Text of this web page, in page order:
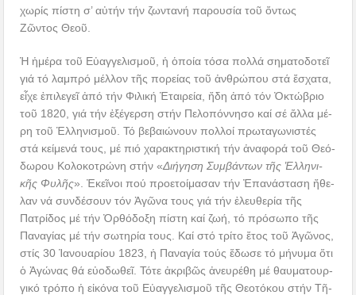
χω­ρίς πί­στη σ’ αὐ­τήν τήν ζων­τα­νή πα­ρου­σί­α τοῦ ὄντως
Ζῶντος Θε­οῦ.
Ἡ ἡ­μέ­ρα τοῦ Εὐ­αγ­γε­λι­σμοῦ, ἡ ὁποία τόσα πολλά σηματοδοτεῖ
γιά τό λαμπρό μέλλον τῆς πορείας τοῦ ἀνθρώπου στά ἔσχατα,
εἶ­χε ἐ­πι­λε­γεῖ ἀ­πό τήν Φι­λι­κή Ἑ­ται­ρεί­α, ἤ­δη ἀ­πό τόν Ὀ­κτώ­βριο
τοῦ 1820, γιά τήν ἐ­ξέ­γερ­ση στήν Πε­λο­πόν­νη­σο καί σέ ἄλ­λα μέ­
ρη τοῦ Ἑλ­λη­νι­σμοῦ. Τό βε­βαι­ώ­νουν πολ­λοί πρω­τα­γω­νι­στές
στά κεί­με­νά τους, μέ πιό χα­ρα­κτη­ρι­στι­κή τήν ἀ­να­φο­ρά τοῦ Θε­ό­
δω­ρου Κο­λο­κο­τρώ­νη στήν «Δι­ή­γη­ση Συμ­βάν­των τῆς Ἑλ­λη­νι­
κῆς Φυ­λῆς». Ἐ­κεῖ­νοι πού προ­ε­τοί­μα­σαν τήν Ἐ­πα­νάσ­ταση ἤθε­
λαν νά συν­δέ­σουν τόν Ἀγῶνα τους γιά τήν ἐλευθερία τῆς
Πατρίδος μέ τήν Ὀρ­θό­δο­ξη πίστη καί ζωή, τό πρόσωπο τῆς
Πανα­γί­ας μέ τήν σωτηρία τους. Καί στό τρί­το ἔτος τοῦ Ἀ­γῶ­νος,
στίς 30 Ἰ­α­νουα­ρί­ου 1823, ἡ Πα­να­γί­α τούς ἔ­δω­σε τό μή­νυ­μα ὅ­τι
ὁ Ἀ­γώ­νας θά εὐ­ο­δω­θεῖ. Τό­τε ἀ­κρι­βῶς ἀ­νευ­ρέ­θη μέ θαυ­μα­τουρ­
γι­κό τρό­πο ἡ εἰ­κό­να τοῦ Εὐ­αγ­γε­λι­σμοῦ τῆς Θε­ο­τό­κου στήν Τῆ­